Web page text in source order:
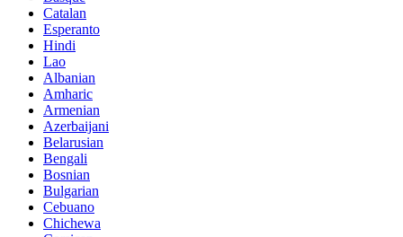
Catalan
Esperanto
Hindi
Lao
Albanian
Amharic
Armenian
Azerbaijani
Belarusian
Bengali
Bosnian
Bulgarian
Cebuano
Chichewa